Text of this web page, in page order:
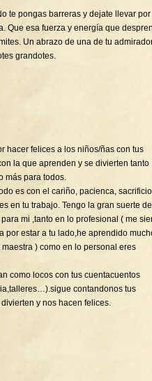
te pongas barreras y dejate llevar por
Que esa fuerza y energía que
Un abrazo de una de tu
grandotes.
hacer felices a los niños/ñas con tus
la que aprenden y se divierten tanto
más para todos.
es con el cariño, pacienca,
en tu trabajo. Tengo la gran suerte de
mi ,tanto en lo profesional ( me
por estar a tu lado,he aprendido
) como en lo personal eres
como locos con tus cuentacuentos
contandonos tus
y nos hacen felices.